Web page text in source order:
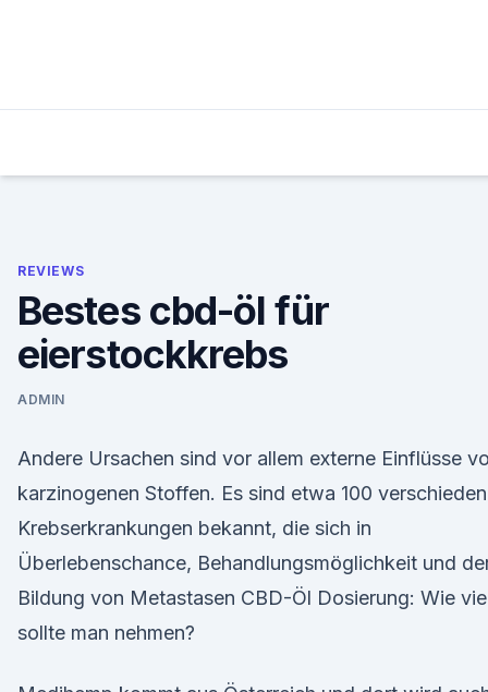
REVIEWS
Bestes cbd-öl für
eierstockkrebs
ADMIN
Andere Ursachen sind vor allem externe Einflüsse
karzinogenen Stoffen. Es sind etwa 100
Krebserkrankungen bekannt, die sich in
Überlebenschance, Behandlungsmöglichkeit und
Bildung von Metastasen CBD-Öl Dosierung: Wie
sollte man nehmen?